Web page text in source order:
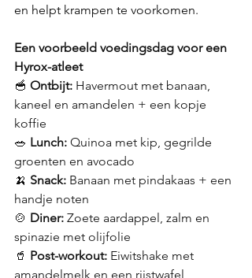
en helpt krampen te voorkomen.
Een voorbeeld voedingsdag voor een
Hyrox-atleet
🥣 Ontbijt: Havermout met banaan,
kaneel en amandelen + een kopje
koffie
🥗 Lunch: Quinoa met kip, gegrilde
groenten en avocado
🍌 Snack: Banaan met pindakaas + een
handje noten
🍲 Diner: Zoete aardappel, zalm en
spinazie met olijfolie
🥤 Post-workout: Eiwitshake met
amandelmelk en een rijstwafel